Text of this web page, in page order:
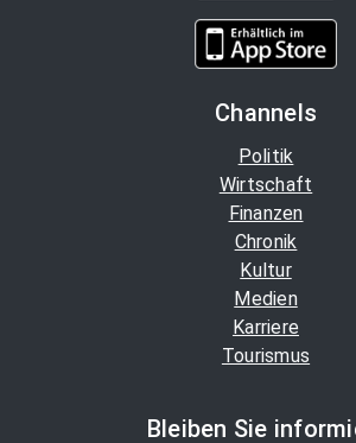
Channels
Politik
Wirtschaft
Finanzen
Chronik
Kultur
Medien
Karriere
Tourismus
Bleiben Sie